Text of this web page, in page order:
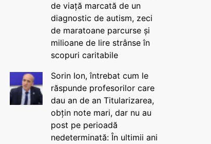
de viață marcată de un
diagnostic de autism, zeci
de maratoane parcurse și
milioane de lire strânse în
scopuri caritabile
Sorin Ion, întrebat cum le
răspunde profesorilor care
dau an de an Titularizarea,
obțin note mari, dar nu au
post pe perioadă
nedeterminată: În ultimii ani